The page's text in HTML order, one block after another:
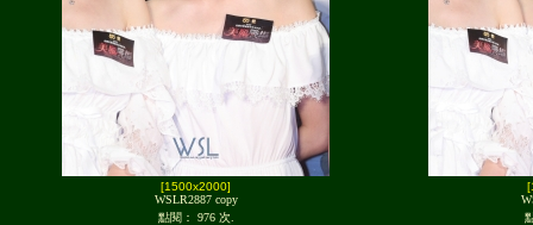
[1500x2000]
WSLR2887 copy
點閱： 976 次.